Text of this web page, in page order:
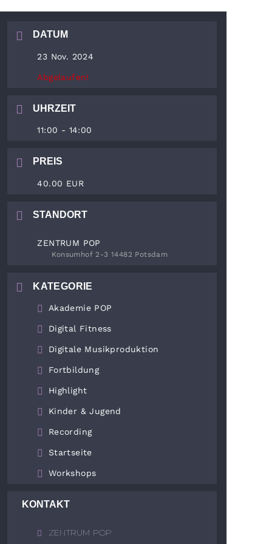
DATUM
23 Nov. 2024
Abgelaufen!
UHRZEIT
11:00 - 14:00
PREIS
40.00 EUR
STANDORT
ZENTRUM POP
Konsumhof 2-3 14482 Potsdam
KATEGORIE
Akademie POP
Digital Fitness
Digitale Musikproduktion
Fortbildung
Highlight
Kinder & Jugend
Recording
Startseite
Workshops
KONTAKT
ZENTRUM POP